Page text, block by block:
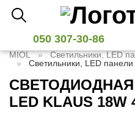
050 307-30-86
MIOL
Светильники, LED
Светильники, LED
СВЕТОДИОДНАЯ
LED KLAUS 18W